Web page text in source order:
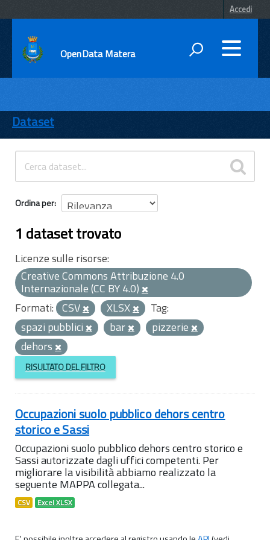
Accedi
OpenData Matera
ENTI
TEMI
INFORMAZIONI
Dataset
Ordina per
1 dataset trovato
Licenze sulle risorse:
Creative Commons Attribuzione 4.0
Internazionale (CC BY 4.0)
Formati: CSV XLSX
Tag:
spazi pubblici
bar
pizzerie
dehors
RISULTATO DEL FILTRO
Occupazioni suolo pubblico dehors centro
storico e Sassi
Occupazioni suolo pubblico dehors centro storico e
Sassi autorizzate dagli uffici competenti. Per
migliorare la visibilità abbiamo realizzato la
seguente MAPPA collegata...
CSV Excel XLSX